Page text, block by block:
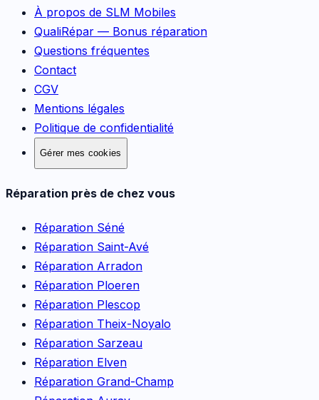
À propos de SLM Mobiles
QualiRépar — Bonus réparation
Questions fréquentes
Contact
CGV
Mentions légales
Politique de confidentialité
Gérer mes cookies
Réparation près de chez vous
Réparation Séné
Réparation Saint-Avé
Réparation Arradon
Réparation Ploeren
Réparation Plescop
Réparation Theix-Noyalo
Réparation Sarzeau
Réparation Elven
Réparation Grand-Champ